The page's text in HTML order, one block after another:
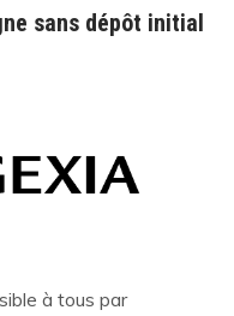
sans dépôt initial
à tous par